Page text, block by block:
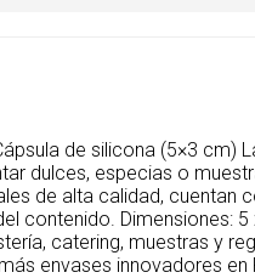
de silicona (5×3 cm)
dulces, especias o
de alta calidad, cuentan
contenido. Dimensiones: 5
catering, muestras y
envases innovadores en